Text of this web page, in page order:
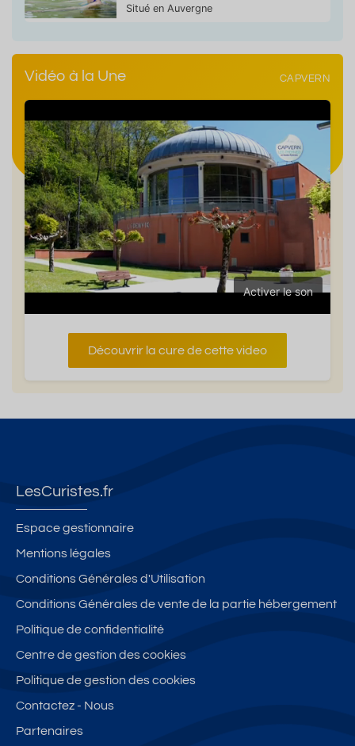
Situé en Auvergne
Vidéo à la Une CAPVERN
Activer le son
Découvrir la cure de cette video
LesCuristes.fr
Espace gestionnaire
Mentions légales
Conditions Générales d'Utilisation
Conditions Générales de vente de la partie hébergement
Politique de confidentialité
Centre de gestion des cookies
Politique de gestion des cookies
Contactez - Nous
Partenaires